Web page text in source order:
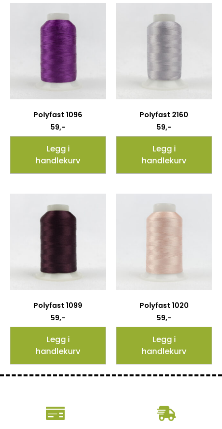
Polyfast 1096
59,-
Legg i
handlekurv
Polyfast 2160
59,-
Legg i
handlekurv
Polyfast 1099
59,-
Legg i
handlekurv
Polyfast 1020
59,-
Legg i
handlekurv